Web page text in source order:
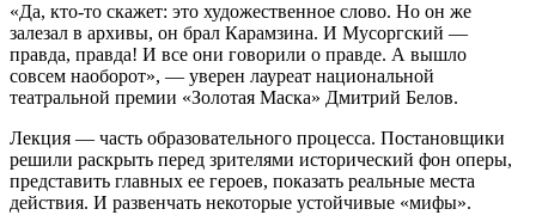
«Да, кто-то скажет: это художественное слово. Но он же
залезал в архивы, он брал Карамзина. И Мусоргский —
правда, правда! И все они говорили о правде. А вышло
совсем наоборот», — уверен лауреат национальной
театральной премии «Золотая Маска» Дмитрий Белов.
Лекция — часть образовательного процесса. Постановщики
решили раскрыть перед зрителями исторический фон оперы,
представить главных ее героев, показать реальные места
действия. И развенчать некоторые устойчивые «мифы».